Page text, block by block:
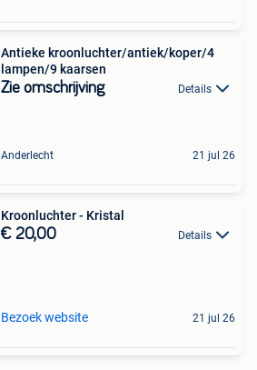
Antieke kroonluchter/antiek/koper/4
lampen/9 kaarsen
Zie omschrijving Details
Anderlecht 21 jul 26
Kroonluchter - Kristal
€ 20,00 Details
Bezoek website 21 jul 26